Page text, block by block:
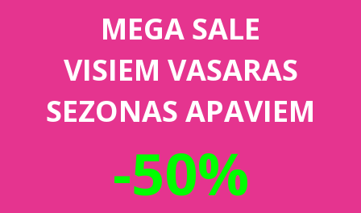
MEGA SALE
VISIEM VASARAS
SEZONAS APAVIEM
-50%